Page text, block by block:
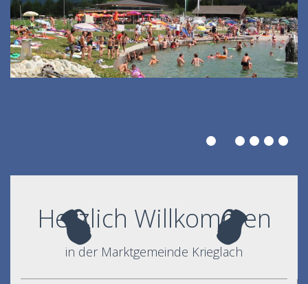
Herzlich Willkommen
in der Marktgemeinde Krieglach